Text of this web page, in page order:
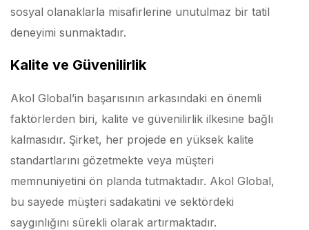
sosyal olanaklarla misafirlerine unutulmaz bir tatil
deneyimi sunmaktadır.
Kalite ve Güvenilirlik
Akol Global’in başarısının arkasındaki en önemli
faktörlerden biri, kalite ve güvenilirlik ilkesine bağlı
kalmasıdır. Şirket, her projede en yüksek kalite
standartlarını gözetmekte veya müşteri
memnuniyetini ön planda tutmaktadır. Akol Global,
bu sayede müşteri sadakatini ve sektördeki
saygınlığını sürekli olarak artırmaktadır.